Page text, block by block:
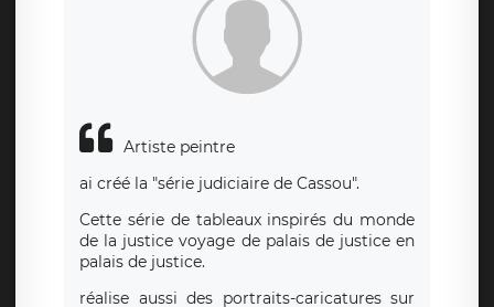
Artiste peintre
ai créé la "série judiciaire de Cassou".
Cette série de tableaux inspirés du monde
de la justice voyage de palais de justice en
palais de justice.
réalise aussi des portraits-caricatures sur